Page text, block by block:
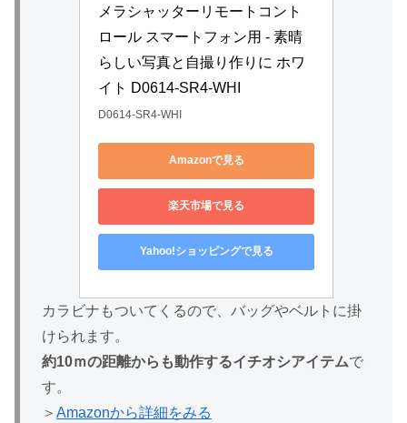
メラシャッターリモートコント
ロール スマートフォン用 - 素晴
らしい写真と自撮り作りに ホワ
イト D0614-SR4-WHI
D0614-SR4-WHI
Amazonで見る
楽天市場で見る
Yahoo!ショッピングで見る
カラビナもついてくるので、バッグやベルトに掛
けられます。
約10ｍの距離からも動作するイチオシアイテムで
す。
＞ Amazonから詳細をみる